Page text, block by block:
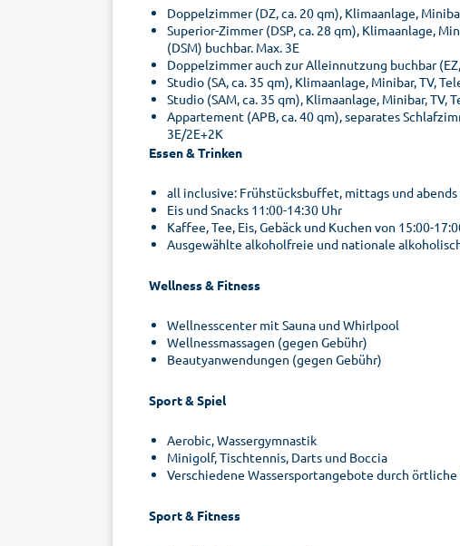
Doppelzimmer (DZ, ca. 20 qm), Klimaanlage,
Superior-Zimmer (DSP, ca. 28 qm), Klimaanlage,
(DSM) buchbar. Max. 3E
Doppelzimmer auch zur Alleinnutzung buchbar (EZ,
Studio (SA, ca. 35 qm), Klimaanlage, Minibar, TV,
Studio (SAM, ca. 35 qm), Klimaanlage, Minibar, TV,
Appartement (APB, ca. 40 qm), separates
3E/2E+2K
Essen & Trinken
all inclusive: Frühstücksbuffet, mittags und
Eis und Snacks 11:00-14:30 Uhr
Kaffee, Tee, Eis, Gebäck und Kuchen von 15:00-
Ausgewählte alkoholfreie und nationale
Wellness & Fitness
Wellnesscenter mit Sauna und Whirlpool
Wellnessmassagen (gegen Gebühr)
Beautyanwendungen (gegen Gebühr)
Sport & Spiel
Aerobic, Wassergymnastik
Minigolf, Tischtennis, Darts und Boccia
Verschiedene Wassersportangebote durch
Sport & Fitness